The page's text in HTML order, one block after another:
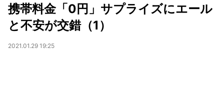
携帯料金「0円」サプライズにエール
と不安が交錯（1）
2021.01.29 19:25